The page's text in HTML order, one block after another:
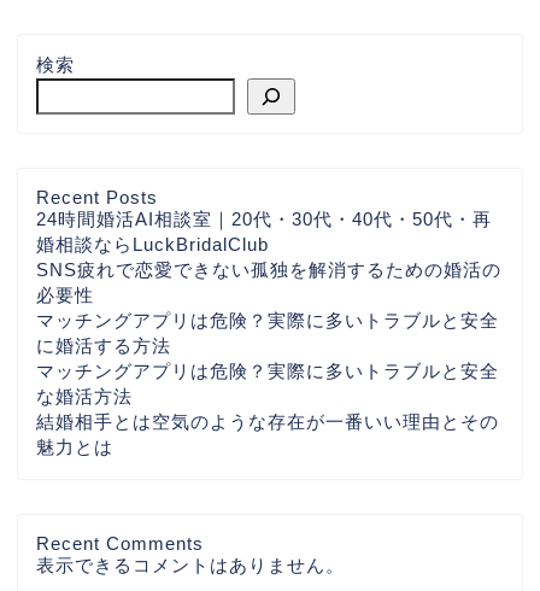
検索
Recent Posts
24時間婚活AI相談室｜20代・30代・40代・50代・再
婚相談ならLuckBridalClub
SNS疲れで恋愛できない孤独を解消するための婚活の
必要性
マッチングアプリは危険？実際に多いトラブルと安全
に婚活する方法
マッチングアプリは危険？実際に多いトラブルと安全
な婚活方法
結婚相手とは空気のような存在が一番いい理由とその
魅力とは
Recent Comments
表示できるコメントはありません。